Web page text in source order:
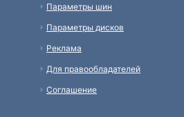
Параметры шин
Параметры дисков
Реклама
Для правообладателей
Соглашение